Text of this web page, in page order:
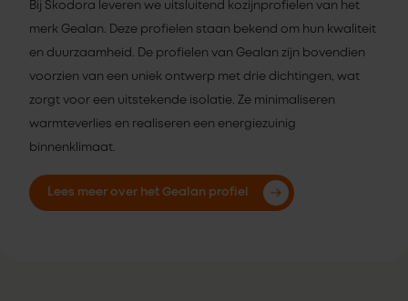
Bij Skodora leveren we uitsluitend kozijnprofielen van het
merk Gealan. Deze profielen staan bekend om hun kwaliteit
en duurzaamheid. De profielen van Gealan zijn bovendien
voorzien van een uniek ontwerp met drie dichtingen, wat
zorgt voor een uitstekende isolatie. Ze minimaliseren
warmteverlies en realiseren een energiezuinig
binnenklimaat.
Lees meer over het Gealan profiel